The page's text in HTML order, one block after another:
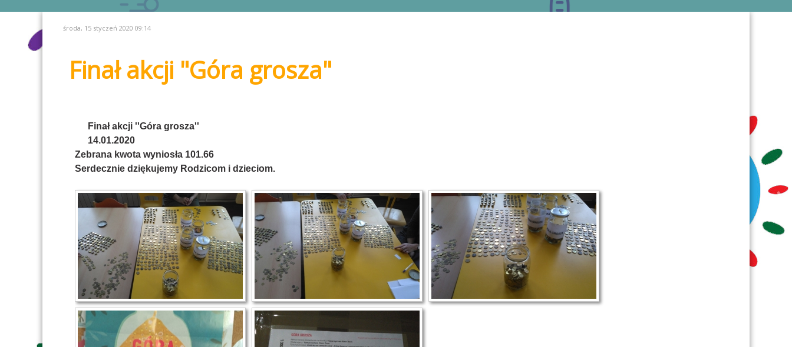
środa, 15 styczeń 2020 09:14
Finał akcji "Góra grosza"
Finał akcji ''Góra grosza''
14.01.2020
Zebrana kwota wyniosła 101.66
Serdecznie dziękujemy Rodzicom i dzieciom.